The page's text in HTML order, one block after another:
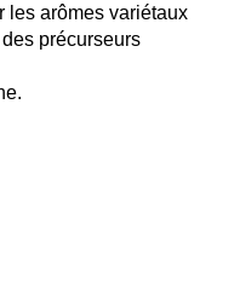
les arômes variétaux
précurseurs